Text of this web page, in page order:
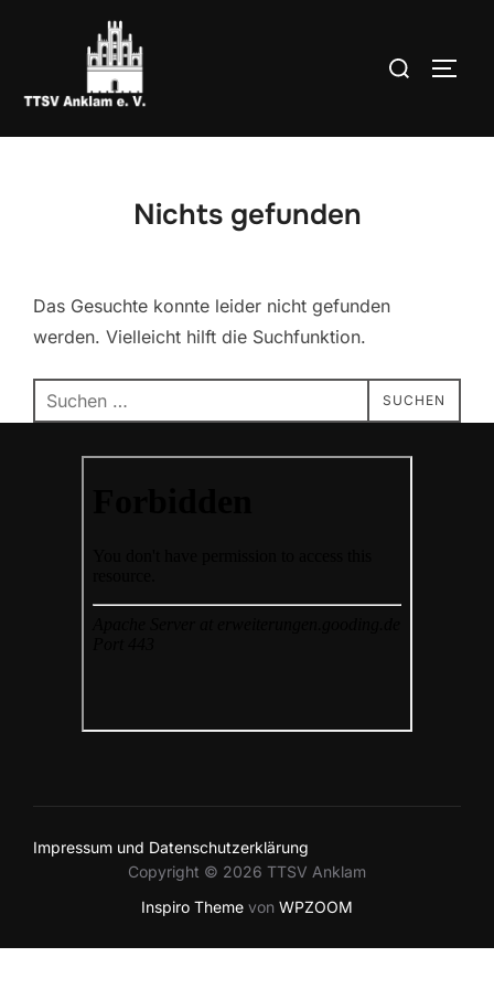
Suchen
Nichts gefunden
Das Gesuchte konnte leider nicht gefunden
werden. Vielleicht hilft die Suchfunktion.
Suchen
nach:
SUCHEN
Impressum und Datenschutzerklärung
Copyright © 2026 TTSV Anklam
Inspiro Theme von WPZOOM